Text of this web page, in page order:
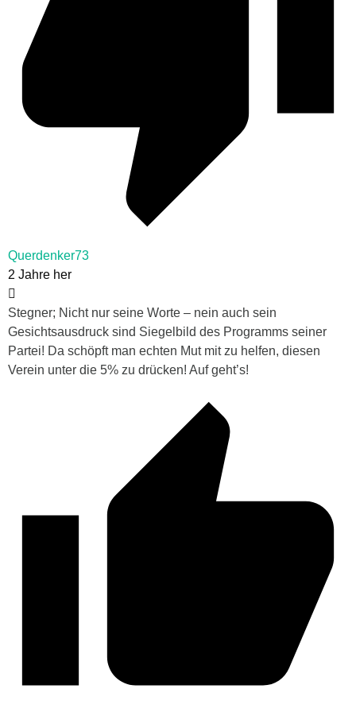
Querdenker73
2 Jahre her
Stegner; Nicht nur seine Worte – nein auch sein
Gesichtsausdruck sind Siegelbild des Programms seiner
Partei! Da schöpft man echten Mut mit zu helfen, diesen
Verein unter die 5% zu drücken! Auf geht’s!